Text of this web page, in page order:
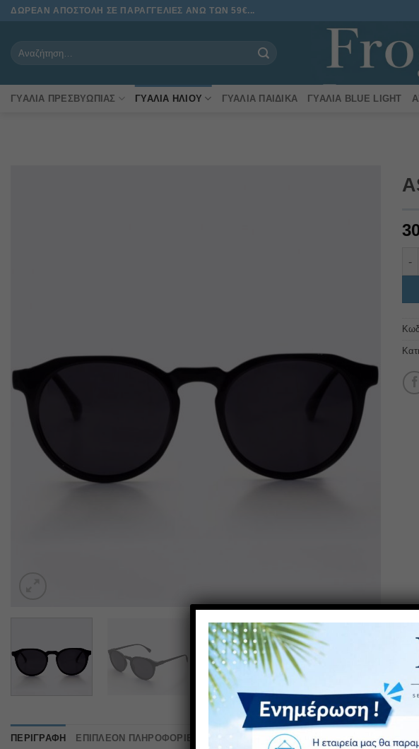
Μετάβαση
ΔΩΡΕΑΝ ΑΠΟΣΤΟΛΗ ΣΕ ΠΑΡΑΓΓΕΛΙΕΣ ΑΝΩ ΤΩΝ 59€...
ΓΥΑΛΙΆ ΠΡΕΣΒΥΩΠΊΑΣ ΓΥΑΛΙΆ ΗΛΊΟΥ ΓΥΑΛΙΆ ΠΑΙΔΙΚΆ ΓΥΑΛΙΆ BLUE LIGHT
ΠΕΡΙΓΡΑΦΉ ΕΠΙΠΛΈΟΝ ΠΛΗΡΟΦΟΡΊΕΣ